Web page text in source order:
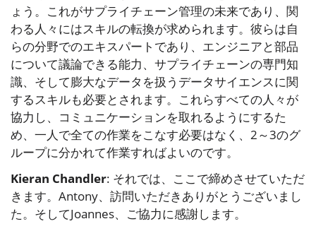
ょう。これがサプライチェーン管理の未来であり、関
わる人々にはスキルの転換が求められます。彼らは自
らの分野でのエキスパートであり、エンジニアと部品
について議論できる能力、サプライチェーンの専門知
識、そして膨大なデータを扱うデータサイエンスに関
するスキルも必要とされます。これらすべての人々が
協力し、コミュニケーションを取れるようにするた
め、一人で全ての作業をこなす必要はなく、2～3のグ
ループに分かれて作業すればよいのです。
Kieran Chandler: それでは、ここで締めさせていただ
きます。Antony、訪問いただきありがとうございまし
た。そしてJoannes、ご協力に感謝します。